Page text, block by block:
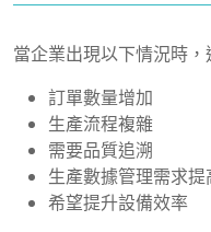
當企業出現以下情況時，
訂單數量增加
生產流程複雜
需要品質追溯
生產數據管理需求提
希望提升設備效率